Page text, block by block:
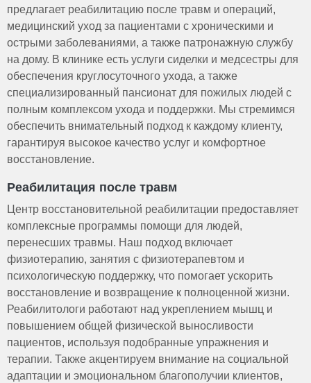
предлагает реабилитацию после травм и операций,
медицинский уход за пациентами с хроническими и
острыми заболеваниями, а также патронажную службу
на дому. В клинике есть услуги сиделки и медсестры для
обеспечения круглосуточного ухода, а также
специализированный пансионат для пожилых людей с
полным комплексом ухода и поддержки. Мы стремимся
обеспечить внимательный подход к каждому клиенту,
гарантируя высокое качество услуг и комфортное
восстановление.
Реабилитация после травм
Центр восстановительной реабилитации предоставляет
комплексные программы помощи для людей,
перенесших травмы. Наш подход включает
физиотерапию, занятия с физиотерапевтом и
психологическую поддержку, что помогает ускорить
восстановление и возвращение к полноценной жизни.
Реабилитологи работают над укреплением мышц и
повышением общей физической выносливости
пациентов, используя подобранные упражнения и
терапии. Также акцентируем внимание на социальной
адаптации и эмоциональном благополучии клиентов,